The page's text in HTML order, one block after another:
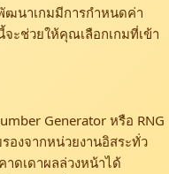
ฒนาเกมมีการกำหนดค่า
ะช่วยให้คุณเลือกเกมที่เข้า
Generator หรือ RNG
องจากหน่วยงานอิสระทั่ว
ดเดาผลล่วงหน้าได้